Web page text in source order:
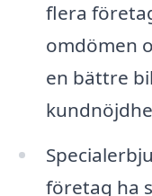
flera
omdömen
en bättre
företag ha